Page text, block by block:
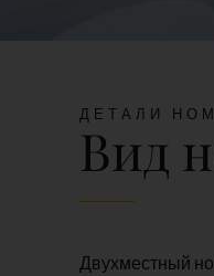
ДЕТАЛИ
Вид
Двухместный